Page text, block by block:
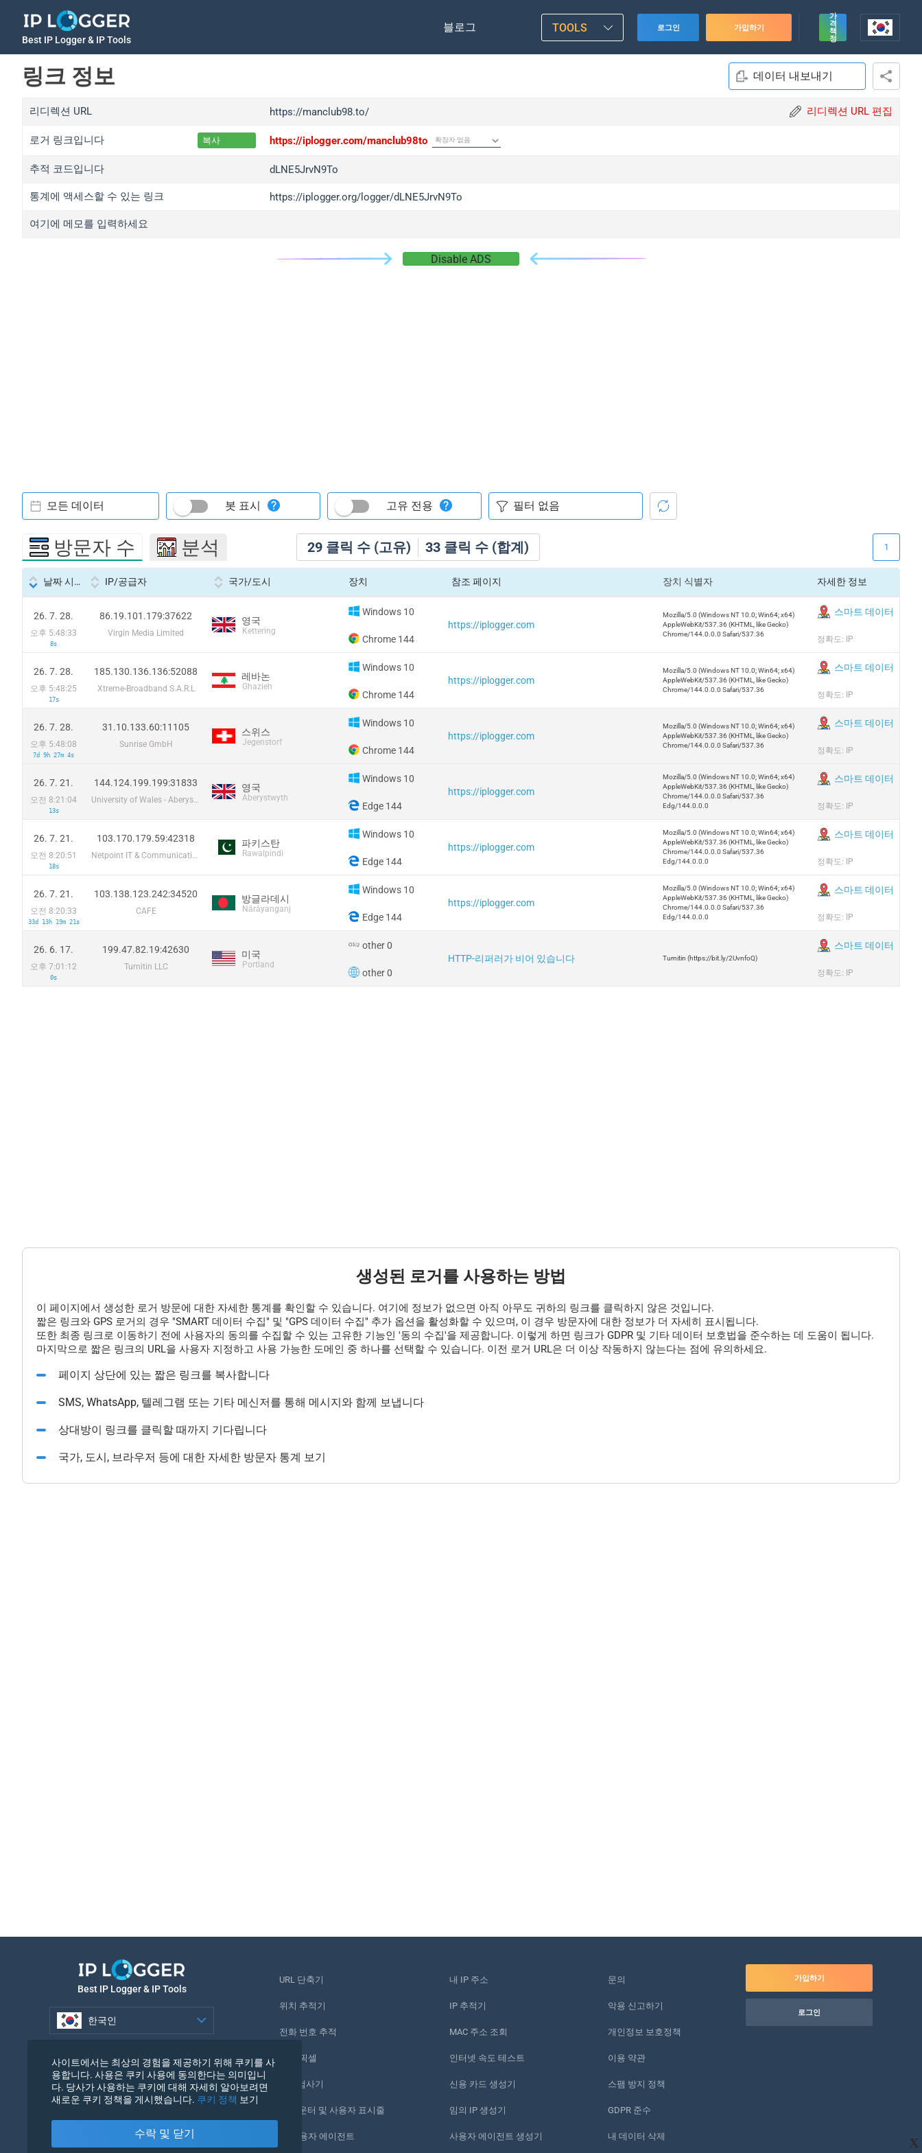
Best IP Logger & IP Tools
블로그 TOOLS 로그인 가입하기
가
격
책
정
링크 정보 데이터 내보내기
리디렉션 URL https://manclub98.to/ 리디렉션 URL 편집
로거 링크입니다 복사 https://iplogger.com/manclub98to
추적 코드입니다 dLNE5JrvN9To
통계에 액세스할 수 있는 링크 https://iplogger.org/logger/dLNE5JrvN9To
여기에 메모를 입력하세요
Disable ADS
29 클릭 수 (고유) 33 클릭 수 (합계)
모든 데이터 봇 표시 고유 전용
방문자 수 분석 1
날짜 시간 IP/공급자 국가/도시 장치 참조 페이지 장치 식별자 자세한 정보
26. 7. 28.
오후 5:48:33
8s
86.19.101.179:37622
Virgin Media Limited
영국
Kettering
Windows 10
Chrome 144
https://iplogger.com
Mozilla/5.0 (Windows NT 10.0; Win64; x64)
AppleWebKit/537.36 (KHTML, like Gecko)
Chrome/144.0.0.0 Safari/537.36
스마트 데이터
정확도: IP
26. 7. 28.
오후 5:48:25
17s
185.130.136.136:52088
Xtreme-Broadband S.A.R.L
레바논
Ghazieh
Windows 10
Chrome 144
https://iplogger.com
Mozilla/5.0 (Windows NT 10.0; Win64; x64)
AppleWebKit/537.36 (KHTML, like Gecko)
Chrome/144.0.0.0 Safari/537.36
스마트 데이터
정확도: IP
26. 7. 28.
오후 5:48:08
7d 9h 27m 4s
31.10.133.60:11105
Sunrise GmbH
스위스
Jegenstorf
Windows 10
Chrome 144
https://iplogger.com
Mozilla/5.0 (Windows NT 10.0; Win64; x64)
AppleWebKit/537.36 (KHTML, like Gecko)
Chrome/144.0.0.0 Safari/537.36
스마트 데이터
정확도: IP
26. 7. 21.
오전 8:21:04
13s
144.124.199.199:31833
University of Wales - Aberystwyth
영국
Aberystwyth
Windows 10
Edge 144
https://iplogger.com
Mozilla/5.0 (Windows NT 10.0; Win64; x64)
AppleWebKit/537.36 (KHTML, like Gecko)
Chrome/144.0.0.0 Safari/537.36
Edg/144.0.0.0
스마트 데이터
정확도: IP
26. 7. 21.
오전 8:20:51
18s
103.170.179.59:42318
Netpoint IT & Communications Pvt. Ltd
파키스탄
Rawalpindi
Windows 10
Edge 144
https://iplogger.com
Mozilla/5.0 (Windows NT 10.0; Win64; x64)
AppleWebKit/537.36 (KHTML, like Gecko)
Chrome/144.0.0.0 Safari/537.36
Edg/144.0.0.0
스마트 데이터
정확도: IP
26. 7. 21.
오전 8:20:33
33d 13h 19m 21s
103.138.123.242:34520
CAFE
방글라데시
Nārāyanganj
Windows 10
Edge 144
https://iplogger.com
Mozilla/5.0 (Windows NT 10.0; Win64; x64)
AppleWebKit/537.36 (KHTML, like Gecko)
Chrome/144.0.0.0 Safari/537.36
Edg/144.0.0.0
스마트 데이터
정확도: IP
26. 6. 17.
오후 7:01:12
0s
199.47.82.19:42630
Turnitin LLC
미국
Portland
other 0
other 0
HTTP-리퍼러가 비어 있습니다 Turnitin (https://bit.ly/2UvnfoQ)
스마트 데이터
정확도: IP
생성된 로거를 사용하는 방법
이 페이지에서 생성한 로거 방문에 대한 자세한 통계를 확인할 수 있습니다. 여기에 정보가 없으면 아직 아무도 귀하의 링크를 클릭하지 않은 것입니다.
짧은 링크와 GPS 로거의 경우 "SMART 데이터 수집" 및 "GPS 데이터 수집" 추가 옵션을 활성화할 수 있으며, 이 경우 방문자에 대한 정보가 더 자세히 표시됩니다.
또한 최종 링크로 이동하기 전에 사용자의 동의를 수집할 수 있는 고유한 기능인 '동의 수집'을 제공합니다. 이렇게 하면 링크가 GDPR 및 기타 데이터 보호법을 준수하는 데 도움이 됩니다.
마지막으로 짧은 링크의 URL을 사용자 지정하고 사용 가능한 도메인 중 하나를 선택할 수 있습니다. 이전 로거 URL은 더 이상 작동하지 않는다는 점에 유의하세요.
페이지 상단에 있는 짧은 링크를 복사합니다
SMS, WhatsApp, 텔레그램 또는 기타 메신저를 통해 메시지와 함께 보냅니다
상대방이 링크를 클릭할 때까지 기다립니다
국가, 도시, 브라우저 등에 대한 자세한 방문자 통계 보기
X
Best IP Logger & IP Tools
한국인
URL 단축기
위치 추적기
전화 번호 추적
추적 픽셀
URL 검사기
IP 카운터 및 사용자 표시줄
내 사용자 에이전트
내 IP 주소
IP 추적기
MAC 주소 조회
인터넷 속도 테스트
신용 카드 생성기
임의 IP 생성기
사용자 에이전트 생성기
문의
악용 신고하기
개인정보 보호정책
이용 약관
스팸 방지 정책
GDPR 준수
내 데이터 삭제
가입하기
로그인
사이트에서는 최상의 경험을 제공하기 위해 쿠키를 사
용합니다. 사용은 쿠키 사용에 동의한다는 의미입니
다. 당사가 사용하는 쿠키에 대해 자세히 알아보려면
새로운 쿠키 정책을 게시했습니다. 쿠키 정책 보기
수락 및 닫기